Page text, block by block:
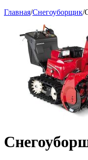
Главная/Снегоуборщик/